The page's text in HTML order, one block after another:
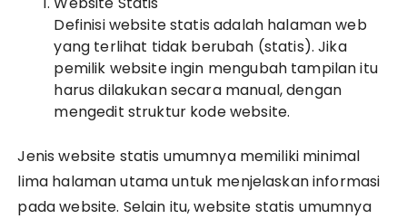
Definisi website statis adalah halaman web
yang terlihat tidak berubah (statis). Jika
pemilik website ingin mengubah tampilan itu
harus dilakukan secara manual, dengan
mengedit struktur kode website.
Jenis website statis umumnya memiliki minimal
lima halaman utama untuk menjelaskan informasi
pada website. Selain itu, website statis umumnya